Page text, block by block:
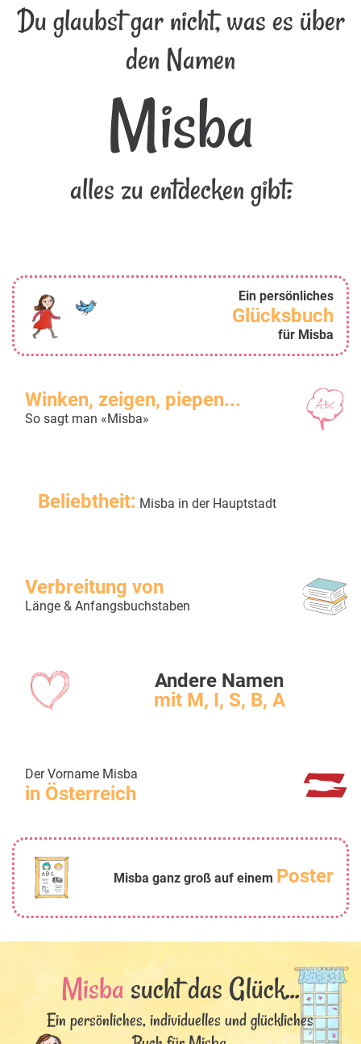
Du glaubst gar nicht, was es über
den Namen
Misba
alles zu entdecken gibt:
Ein persönliches
Glücksbuch
für Misba
Winken, zeigen, piepen...
So sagt man «Misba»
Beliebtheit: Misba in der Hauptstadt
Verbreitung von
Länge & Anfangsbuchstaben
Andere Namen
mit M, I, S, B, A
Der Vorname Misba
in Österreich
Misba ganz groß auf einem Poster
Misba sucht das Glück...
Ein persönliches, individuelles und glückliches